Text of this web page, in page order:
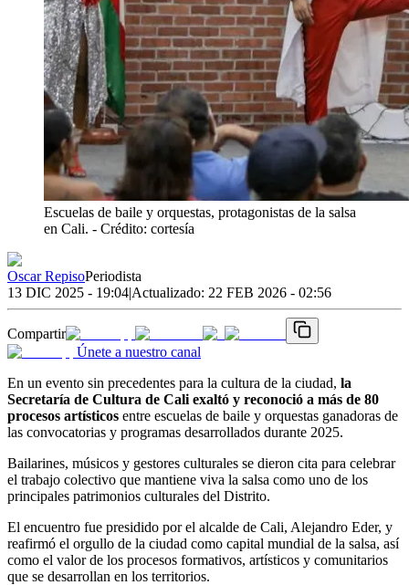
Escuelas de baile y orquestas, protagonistas de la salsa
en Cali. - Crédito: cortesía
Oscar RepisoPeriodista
13 DIC 2025 - 19:04|Actualizado: 22 FEB 2026 - 02:56
Compartir
Únete a nuestro canal
En un evento sin precedentes para la cultura de la ciudad, la
Secretaría de Cultura de Cali exaltó y reconoció a más de 80
procesos artísticos entre escuelas de baile y orquestas ganadoras de
las convocatorias y programas desarrollados durante 2025.
Bailarines, músicos y gestores culturales se dieron cita para celebrar
el trabajo colectivo que mantiene viva la salsa como uno de los
principales patrimonios culturales del Distrito.
El encuentro fue presidido por el alcalde de Cali, Alejandro Eder, y
reafirmó el orgullo de la ciudad como capital mundial de la salsa, así
como el valor de los procesos formativos, artísticos y comunitarios
que se desarrollan en los territorios.